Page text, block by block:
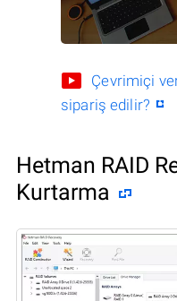
Çevrimiçi
sipariş edilir?
Hetman RAID
Kurtarma